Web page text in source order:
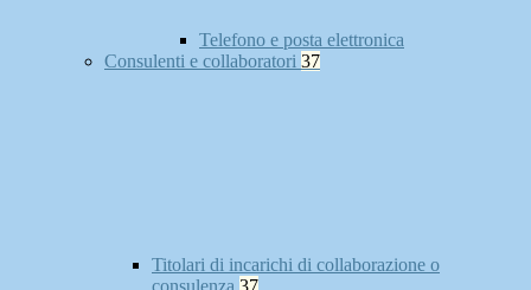
Telefono e posta elettronica
Consulenti e collaboratori 37
Titolari di incarichi di collaborazione o